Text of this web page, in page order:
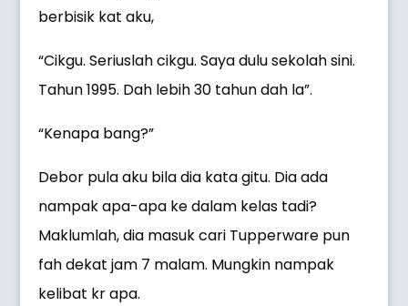
berbisik kat aku,
“Cikgu. Seriuslah cikgu. Saya dulu sekolah sini.
Tahun 1995. Dah lebih 30 tahun dah la”.
“Kenapa bang?”
Debor pula aku bila dia kata gitu. Dia ada
nampak apa-apa ke dalam kelas tadi?
Maklumlah, dia masuk cari Tupperware pun
fah dekat jam 7 malam. Mungkin nampak
kelibat kr apa.